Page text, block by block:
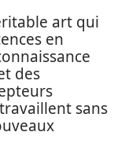
art qui
en
des
sans